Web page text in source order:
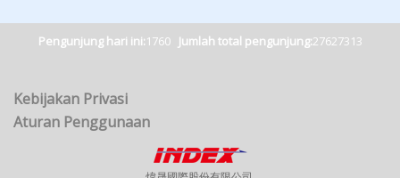
Pengunjung hari ini:1760 Jumlah total pengunjung:27627313
Kebijakan Privasi
Aturan Penggunaan